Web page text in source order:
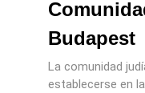
Budapest
La comunidad
establecerse en